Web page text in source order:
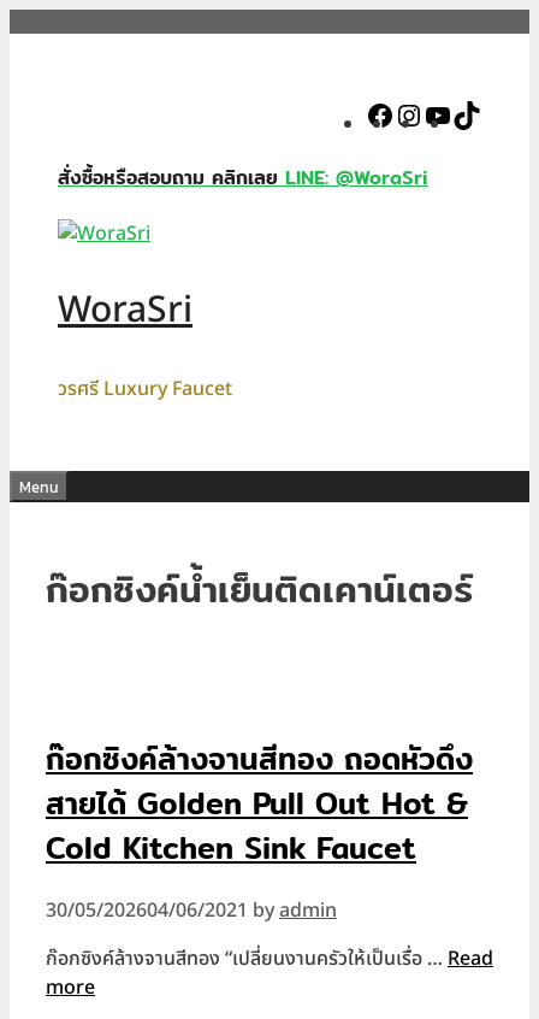
Facebook
Instagram
YouTube
สั่งซื้อหรือสอบถาม คลิกเลยLINE: @WoraSri
WoraSri
วรศรี Luxury Faucet
Menu
ก๊อกซิงค์น้ำเย็นติดเคาน์เตอร์
ก๊อกซิงค์ล้างจานสีทอง ถอดหัวดึง
สายได้ Golden Pull Out Hot &
Cold Kitchen Sink Faucet
30/05/202604/06/2021 byadmin
ก๊อกซิงค์ล้างจานสีทอง “เปลี่ยนงานครัวให้เป็นเรื่อ … Read
more